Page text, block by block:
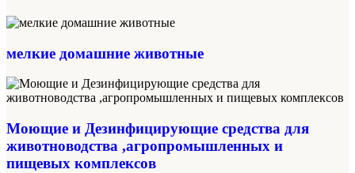
мелкие домашние животные
Моющие и Дезинфицирующие средства для
животноводства ,агропромышленных и
пищевых комплексов